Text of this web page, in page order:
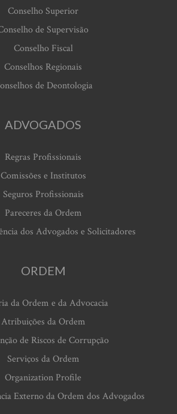
Conselho Superior
de Supervisão
Conselho Fiscal
Conselhos Regionais
de Deontologia
ADVOGADOS
Regras Profissionais
Comissões e Institutos
Seguros Profissionais
Pareceres da Ordem
dos Advogados e Solicitadores
ORDEM
da Ordem e da Advocacia
Atribuições da Ordem
de Riscos de Corrupção
Serviços da Ordem
Organization Profile
Externo da Ordem dos Advogados